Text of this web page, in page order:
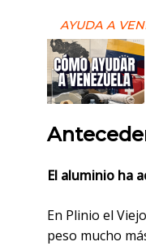
AYUDA A
El aluminio ha
En Plinio el
peso mucho